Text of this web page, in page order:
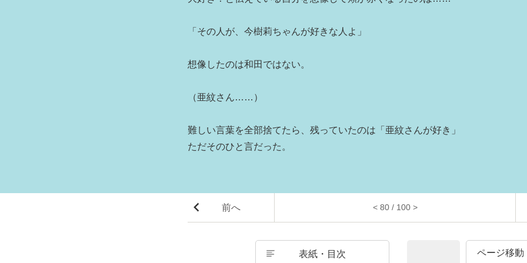
「その人が、今樹莉ちゃんが好きな人よ」
想像したのは和田ではない。
（亜紋さん……）
難しい言葉を全部捨てたら、残っていたのは「亜紋さんが好き」
ただそのひと言だった。
前へ < 80 / 100 >
表紙・目次